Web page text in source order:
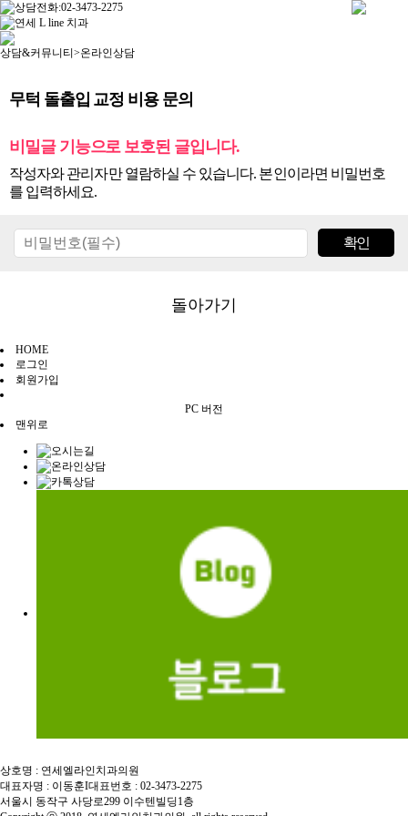
상담&커뮤니티 >온라인상담
무턱 돌출입 교정 비용 문의
비밀글 기능으로 보호된 글입니다.
작성자와 관리자만 열람하실 수 있습니다. 본인이라면 비밀번호
를 입력하세요.
돌아가기
HOME
로그인
회원가입
PC 버전
맨위로
상호명 : 연세엘라인치과의원
대표자명 : 이동훈I대표번호 : 02-3473-2275
서울시 동작구 사당로299 이수텐빌딩1층